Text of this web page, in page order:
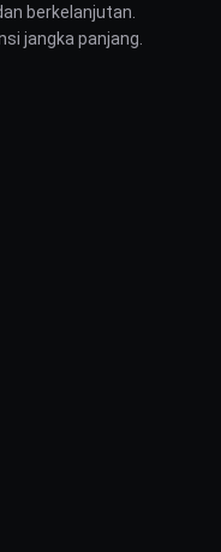
berkelanjutan.
jangka panjang.